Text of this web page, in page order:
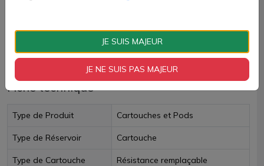
Livraison rapide
Fiche technique
Type de Produit Cartouches et Pods
Type de Réservoir Cartouche
Type de Cartouche Résistance remplaçable
JE SUIS MAJEUR
JE NE SUIS PAS MAJEUR